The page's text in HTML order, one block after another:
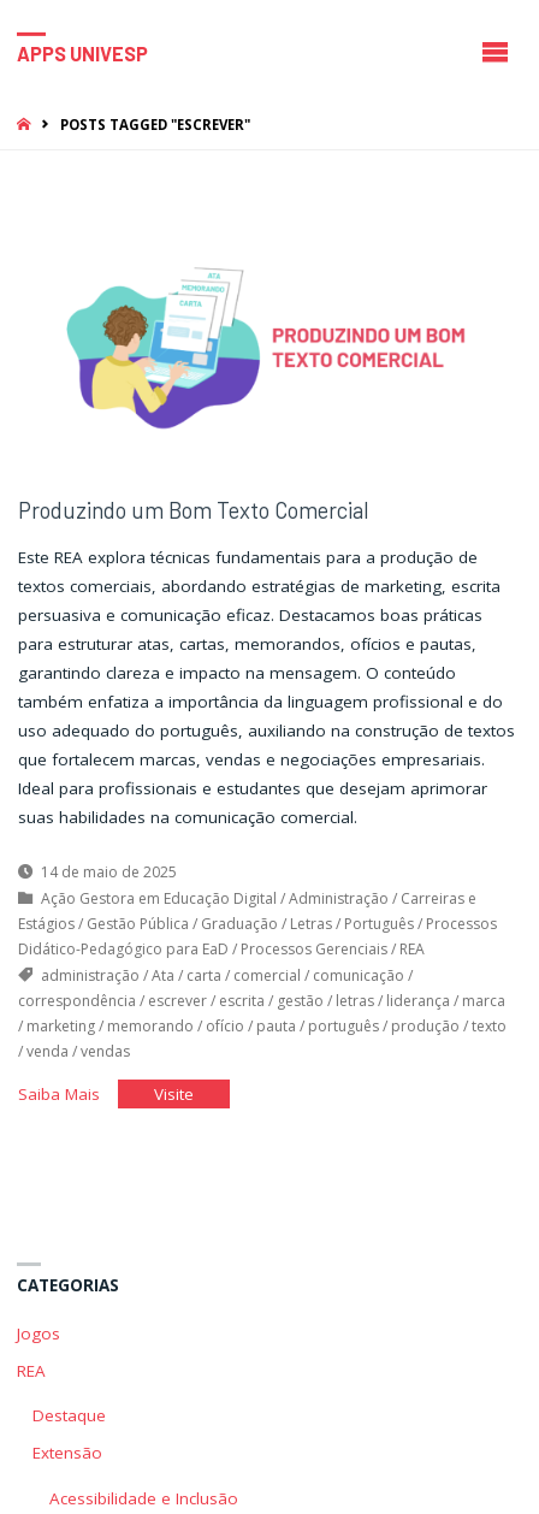
APPS UNIVESP
HOMEPOSTS TAGGED "ESCREVER"
Produzindo um Bom Texto Comercial
Este REA explora técnicas fundamentais para a produção de
textos comerciais, abordando estratégias de marketing, escrita
persuasiva e comunicação eficaz. Destacamos boas práticas
para estruturar atas, cartas, memorandos, ofícios e pautas,
garantindo clareza e impacto na mensagem. O conteúdo
também enfatiza a importância da linguagem profissional e do
uso adequado do português, auxiliando na construção de textos
que fortalecem marcas, vendas e negociações empresariais.
Ideal para profissionais e estudantes que desejam aprimorar
suas habilidades na comunicação comercial.
14 de maio de 2025
Ação Gestora em Educação Digital /Administração / Carreiras e
Estágios/ Gestão Pública / Graduação / Letras/ Português/ Processos
Didático-Pedagógico para EaD / Processos Gerenciais/ REA
administração /Ata / carta / comercial / comunicação /
correspondência / escrever/ escrita / gestão / letras/ liderança / marca
/ marketing/ memorando / ofício / pauta / português/ produção /texto
/venda /vendas
Saiba Mais"Produzindo
Visite"Produzindo
CATEGORIAS
Jogos
REA
Destaque
Extensão
Acessibilidade e Inclusão